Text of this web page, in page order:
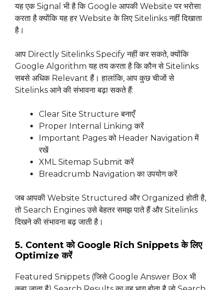
यह एक Signal भी है कि Google आपकी Website पर भरोसा
करता है क्योंकि यह हर Website के लिए Sitelinks नहीं दिखाता
है।
आप Directly Sitelinks Specify नहीं कर सकते, क्योंकि
Google Algorithm यह तय करता है कि कौन से Sitelinks
सबसे अधिक Relevant हैं। हालांकि, आप कुछ चीजों से
Sitelinks आने की संभावना बढ़ा सकते हैं:
Clear Site Structure बनाएँ
Proper Internal Linking करें
Important Pages को Header Navigation में
रखें
XML Sitemap Submit करें
Breadcrumb Navigation का उपयोग करें
जब आपकी Website Structured और Organized होती है,
तो Search Engines उसे बेहतर समझ पाते हैं और Sitelinks
दिखने की संभावना बढ़ जाती है।
5. Content को Google Rich Snippets के लिए
Optimize करें
Featured Snippets (जिसे Google Answer Box भी